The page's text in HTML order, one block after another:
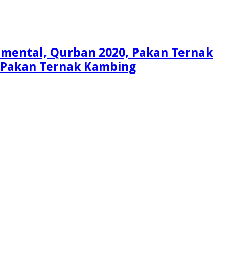
Qurban 2020, Pakan Ternak
Ternak Kambing